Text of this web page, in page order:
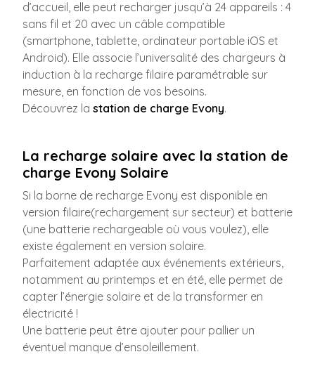
d’accueil, elle peut recharger jusqu’à 24 appareils : 4
sans fil et 20 avec un câble compatible
(smartphone, tablette, ordinateur portable iOS et
Android). Elle associe l’universalité des chargeurs à
induction à la recharge filaire paramétrable sur
mesure, en fonction de vos besoins.
Découvrez la station de charge Evony.
La recharge solaire avec la station de
charge Evony Solaire
Si la borne de recharge Evony est disponible en
version filaire(rechargement sur secteur) et batterie
(une batterie rechargeable où vous voulez), elle
existe également en version solaire.
Parfaitement adaptée aux événements extérieurs,
notamment au printemps et en été, elle permet de
capter l’énergie solaire et de la transformer en
électricité !
Une batterie peut être ajouter pour pallier un
éventuel manque d’ensoleillement.